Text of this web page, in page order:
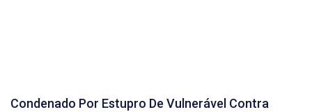
Condenado Por Estupro De Vulnerável Contra